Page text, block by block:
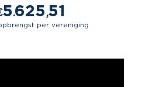
5.625,51
per vereniging